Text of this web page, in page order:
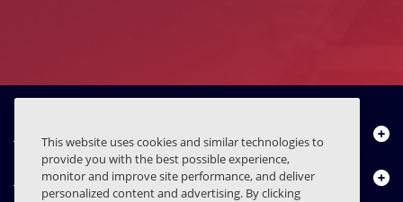
Über uns
Produkte
This website uses cookies and similar technologies to
provide you with the best possible experience,
monitor and improve site performance, and deliver
personalized content and advertising. By clicking